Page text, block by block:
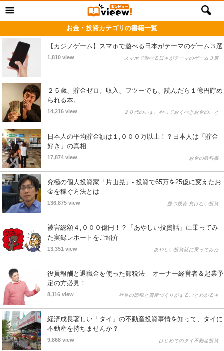
お金・投資カテゴリの書籍一覧
【カジノゲーム】スマホで遊べる日本がテーマのゲーム３選
1,810 view スマホで遊べる日本がテーマのゲーム３選
２５歳、貯金ゼロ。収入、フツーでも、読んだら１億円貯め
られる本。
14,216 view ２０代のいま、やっておくべきお金のこと
日本人の平均貯金額は１,０００万以上！？日本人は「貯金
好き」の真相
17,874 view お金の教科書
究極の個人投資家「片山晃」- 投資で65万を25億に変えたお
金を稼ぐ方法とは
136,875 view 勝つ投資 負けない投資
被害総額４,０００億円！？「あやしい投資話」に乗ってみ
た実録レポートをご紹介
13,351 view あやしい投資話に乗ってみた
役員報酬と退職金を使った節税法 – オーナー経営者＆起業予
定の方必見！
8,116 view 社長の節税と資産づくりがまるごとわかる本
経済成長著しい「タイ」の不動産投資事情を知って、タイに
不動産を持ちませんか？
9,868 view はじめてのタイ不動産投資